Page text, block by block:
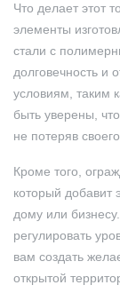
Что делает этот
элементы
стали с
долговечность и
условиям, таким
быть уверены,
не потеряв
Кроме того,
который добавит
дому или
регулировать
вам создать
открытой